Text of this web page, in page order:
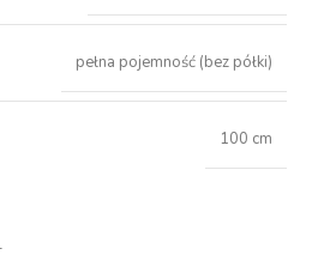
pełna pojemność (bez półki)
100 cm